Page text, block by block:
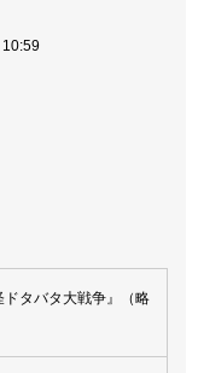
10:59
ドタバタ大戦争』（略